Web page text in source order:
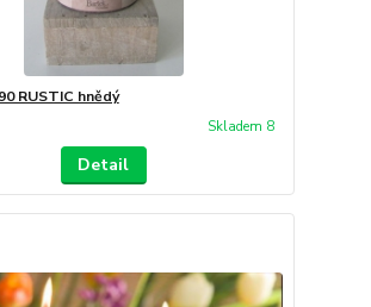
RUSTIC hnědý
Skladem 8
Detail